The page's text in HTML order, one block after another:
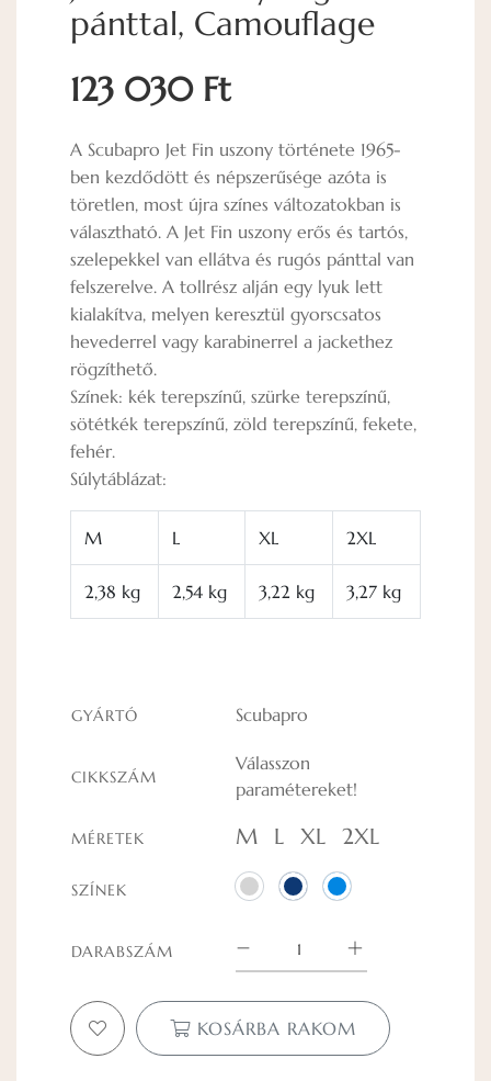
pánttal, Camouflage
123 030 Ft
A Scubapro Jet Fin uszony története 1965-
ben kezdődött és népszerűsége azóta is
töretlen, most újra színes változatokban is
választható. A Jet Fin uszony erős és tartós,
szelepekkel van ellátva és rugós pánttal van
felszerelve. A tollrész alján egy lyuk lett
kialakítva, melyen keresztül gyorscsatos
hevederrel vagy karabinerrel a jackethez
rögzíthető.
Színek: kék terepszínű, szürke terepszínű,
sötétkék terepszínű, zöld terepszínű, fekete,
fehér.
Súlytáblázat:
M L XL 2XL
2,38 kg 2,54 kg 3,22 kg 3,27 kg
GYÁRTÓ Scubapro
CIKKSZÁM
Válasszon
paramétereket!
MÉRETEK M L XL 2XL
SZÍNEK
DARABSZÁM
KOSÁRBA RAKOM